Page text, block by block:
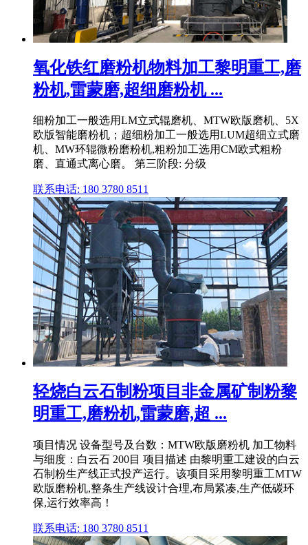
氧化铁红磨粉机物料加工黎明重工,磨
粉机,雷蒙磨,超细磨粉机 ...
细粉加工一般选用LM立式辊磨机、MTW欧版磨机、5X
欧版智能磨粉机；超细粉加工一般选用LUM超细立式磨
机、MW环辊微粉磨粉机,粗粉加工选用CM欧式粗粉
磨、直通式离心磨。 第三阶段: 分级
联系电话: 180 3780 8511
轻烧白云石制粉项目非金属矿制粉黎
明重工,磨粉机,雷蒙磨,超 ...
项目情况 设备型号及台数：MTW欧版磨粉机 加工物料
与细度：白云石 200目 项目描述 由黎明重工建设的白云
石制粉生产线正式投产运行。该项目采用黎明重工MTW
欧版磨粉机,整条生产线设计合理,布局紧凑,生产低碳环
保,运行效率高！
联系电话: 180 3780 8511